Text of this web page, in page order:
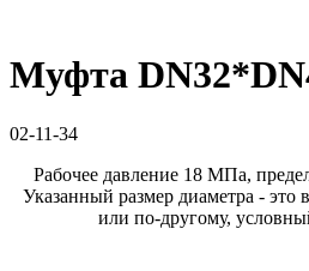
Муфта
02-11-34
Рабочее давление 18 МПа,
Указанный размер диаметра - это
или по-другому,